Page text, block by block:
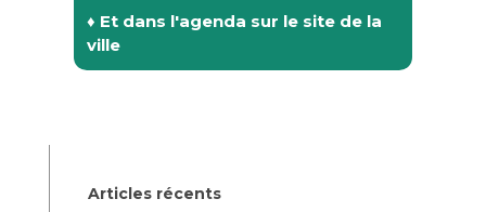
♦ Et dans l'agenda sur le site de la
ville
Articles récents